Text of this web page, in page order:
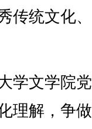
传统文化
文学院
理解，争